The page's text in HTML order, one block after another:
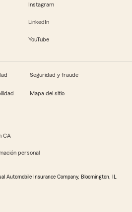
Instagram
LinkedIn
YouTube
Seguridad y fraude
Mapa del sitio
CA
personal
Automobile Insurance Company, Bloomington, IL